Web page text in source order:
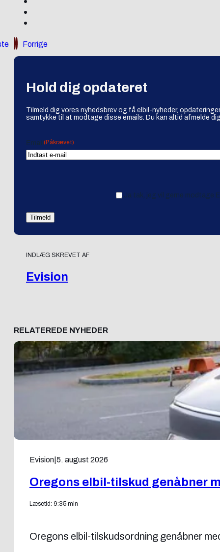
Forrige
Hold dig opdateret
Tilmeld dig vores nyhedsbrev og få elbil-nyheder,
samtykke til at modtage disse emails. Du kan altid afmelde
Email (Påkrævet)
Ja tak, jeg vil gerne modtage
INDLÆG SKREVET AF
Evision
RELATEREDE NYHEDER
Evision 5. august 2026
Oregons elbil-tilskud genåbner
Læsetid: 9:35 min
Oregons elbil-tilskudsordning genåbner